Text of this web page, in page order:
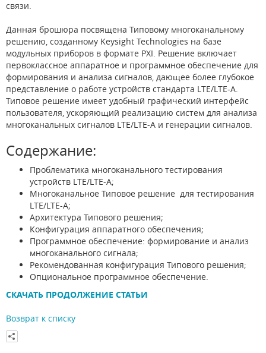
связи.
Данная брошюра посвящена Типовому многоканальному
решению, созданному Keysight Technologies на базе
модульных приборов в формате PXI. Решение включает
первоклассное аппаратное и программное обеспечение для
формирования и анализа сигналов, дающее более глубокое
представление о работе устройств стандарта LTE/LTE-A.
Типовое решение имеет удобный графический интерфейс
пользователя, ускоряющий реализацию систем для анализа
многоканальных сигналов LTE/LTE-A и генерации сигналов.
Содержание:
Проблематика многоканального тестирования
устройств LTE/LTE-A;
Многоканальное Типовое решение для тестирования
LTE/LTE-A;
Архитектура Типового решения;
Конфигурация аппаратного обеспечения;
Программное обеспечение: формирование и анализ
многоканального сигнала;
Рекомендованная конфигурация Типового решения;
Опциональное программное обеспечение.
СКАЧАТЬ ПРОДОЛЖЕНИЕ СТАТЬИ
Возврат к списку